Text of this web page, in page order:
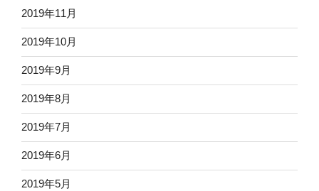
2019年11月
2019年10月
2019年9月
2019年8月
2019年7月
2019年6月
2019年5月